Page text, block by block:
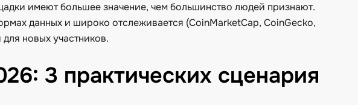
имеют большее значение, чем большинство людей признают.
данных и широко отслеживается (CoinMarketCap, CoinGecko,
новых участников.
3 практических сценария